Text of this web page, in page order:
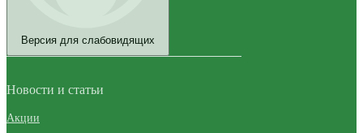
Версия для слабовидящих
Новости и статьи
Акции